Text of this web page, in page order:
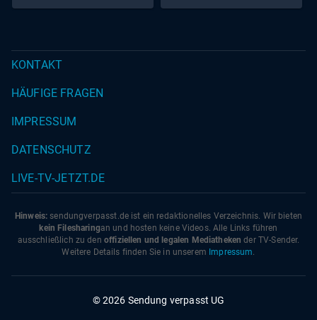
KONTAKT
HÄUFIGE FRAGEN
IMPRESSUM
DATENSCHUTZ
LIVE-TV-JETZT.DE
Hinweis: sendungverpasst.de ist ein redaktionelles Verzeichnis. Wir bieten
kein Filesharingan und hosten keine Videos. Alle Links führen
ausschließlich zu den offiziellen und legalen Mediatheken der TV-Sender.
Weitere Details finden Sie in unserem Impressum.
© 2026 Sendung verpasst UG